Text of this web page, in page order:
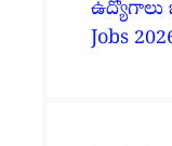
ఉద్యోగాలు
Jobs